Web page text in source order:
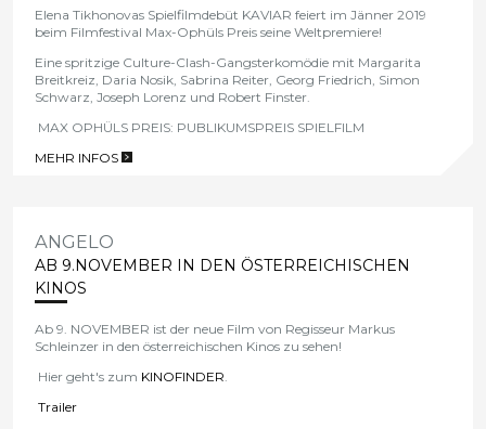
Elena Tikhonovas Spielfilmdebüt KAVIAR feiert im Jänner 2019
beim Filmfestival Max-Ophüls Preis seine Weltpremiere!
Eine spritzige Culture-Clash-Gangsterkomödie mit Margarita
Breitkreiz, Daria Nosik, Sabrina Reiter, Georg Friedrich, Simon
Schwarz, Joseph Lorenz und Robert Finster.
MAX OPHÜLS PREIS: PUBLIKUMSPREIS SPIELFILM
MEHR INFOS
ANGELO
AB 9.NOVEMBER IN DEN ÖSTERREICHISCHEN
KINOS
Ab 9. NOVEMBER ist der neue Film von Regisseur Markus
Schleinzer in den österreichischen Kinos zu sehen!
Hier geht's zum KINOFINDER
Trailer